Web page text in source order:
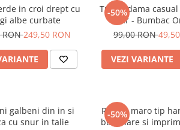
in croi drept cu
albe curbate
RON249,50 RON
-50%
Tricou dama
Bear - Bumbac
99,00 RON
VEZI VARIANTE
galbeni din in si
cu snur in talie
-50%
Rochie maro tip
buzunare si